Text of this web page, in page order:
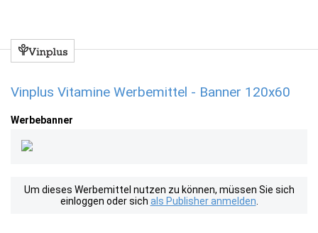
Vinplus Vitamine Werbemittel - Banner 120x60
Werbebanner
Um dieses Werbemittel nutzen zu können, müssen Sie sich
einloggen oder sich als Publisher anmelden